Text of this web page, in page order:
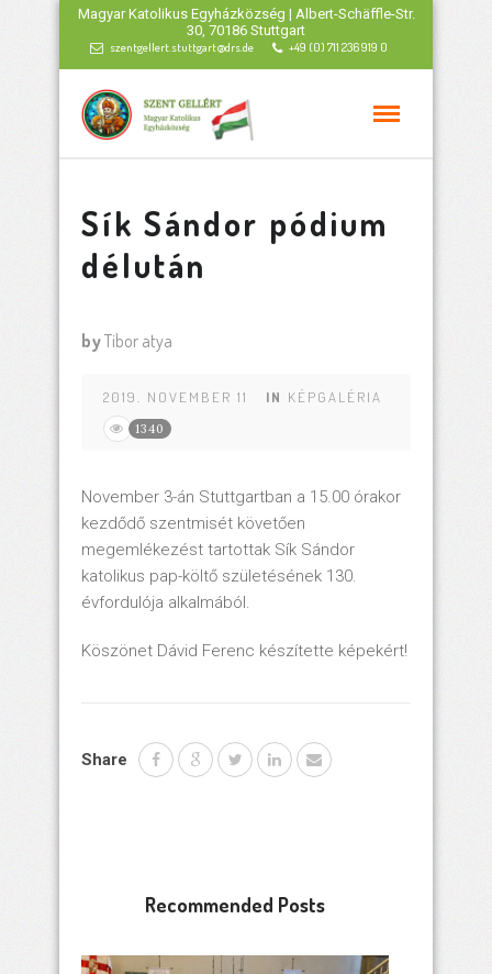
Magyar Katolikus Egyházközség | Albert-Schäffle-Str.
30, 70186 Stuttgart
szentgellert.stuttgart@drs.de +49 (0) 711 236 919 0
Sík Sándor pódium
délután
byTibor atya
2019. NOVEMBER 11 IN KÉPGALÉRIA
1340
November 3-án Stuttgartban a 15.00 órakor
kezdődő szentmisét követően
megemlékezést tartottak Sík Sándor
katolikus pap-költő születésének 130.
évfordulója alkalmából.
Köszönet Dávid Ferenc készítette képekért!
Share
Recommended Posts